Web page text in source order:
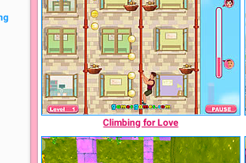
Climbing for Love